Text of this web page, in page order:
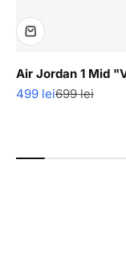
Air Jordan 1 Mid
Pret redus
499 leiPret normal
699 lei